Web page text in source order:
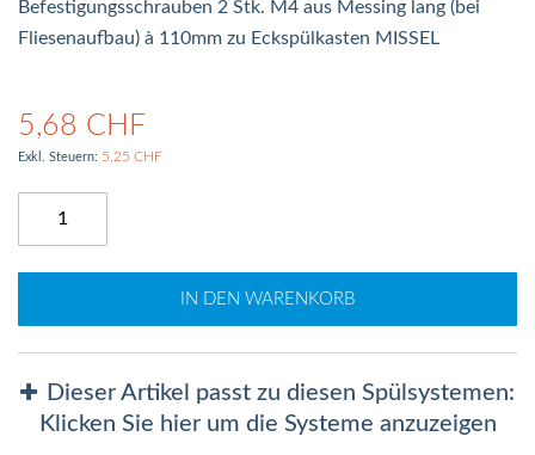
Befestigungsschrauben 2 Stk. M4 aus Messing lang (bei
Fliesenaufbau) à 110mm zu Eckspülkasten MISSEL
5,68 CHF
5,25 CHF
IN DEN WARENKORB
Dieser Artikel passt zu diesen Spülsystemen:
Klicken Sie hier um die Systeme anzuzeigen